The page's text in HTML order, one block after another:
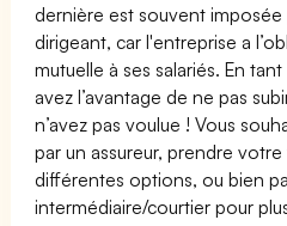
dernière est souvent imposée
dirigeant, car l'entreprise a
mutuelle à ses salariés. En
avez l’avantage de ne pas
n’avez pas voulue ! Vous
par un assureur, prendre
différentes options, ou bien
intermédiaire/courtier pour